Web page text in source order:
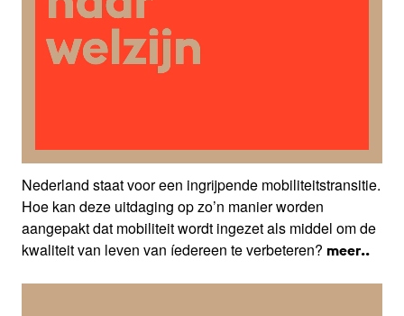
Nederland staat voor een ingrijpende mobiliteitstransitie.
Hoe kan deze uitdaging op zo’n manier worden
aangepakt dat mobiliteit wordt ingezet als middel om de
kwaliteit van leven van íedereen te verbeteren? meer..